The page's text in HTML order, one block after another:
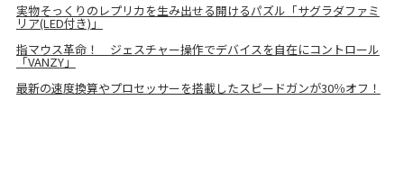
実物そっくりのレプリカを生み出せる開けるパズル「サグラダファミ
リア(LED付き)」
指マウス革命！ ジェスチャー操作でデバイスを自在にコントロール
「VANZY」
最新の速度換算やプロセッサーを搭載したスピードガンが30％オフ！